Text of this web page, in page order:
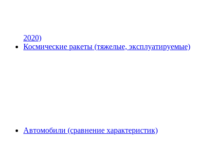
2020)
Космические ракеты (тяжелые, эксплуатируемые)
Автомобили (сравнение характеристик)